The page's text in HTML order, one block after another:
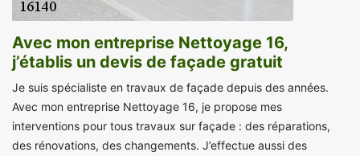
Avec mon entreprise Nettoyage 16,
j’établis un devis de façade gratuit
Je suis spécialiste en travaux de façade depuis des années.
Avec mon entreprise Nettoyage 16, je propose mes
interventions pour tous travaux sur façade : des réparations,
des rénovations, des changements. J’effectue aussi des